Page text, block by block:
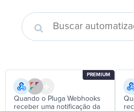
PREMIUM
Quando o Pluga Webhooks
receber uma notificação da